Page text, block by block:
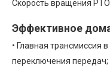
Скорость вращения
Эффективное
• Главная трансмиссия
переключения передач;